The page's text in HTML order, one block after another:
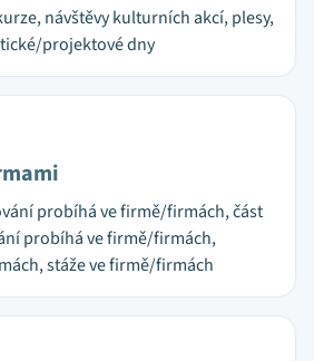
návštěvy kulturních akcí, plesy,
projektové dny
probíhá ve firmě/firmách, část
probíhá ve firmě/firmách,
stáže ve firmě/firmách